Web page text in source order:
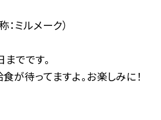
ミルメーク）
でです。
が待ってますよ。お楽しみに！